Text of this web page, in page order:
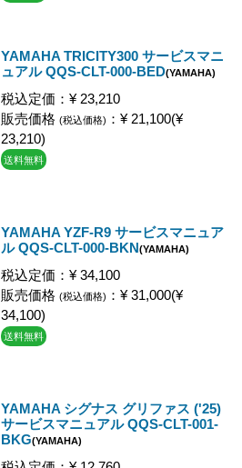
YAMAHA TRICITY300 サービスマニ
ュアル QQS-CLT-000-BED(YAMAHA)
税込定価：¥ 23,210
販売価格 (税込価格) ：¥ 21,100(¥
23,210)
送料無料
YAMAHA YZF-R9 サービスマニュア
ル QQS-CLT-000-BKN (YAMAHA)
税込定価：¥ 34,100
販売価格 (税込価格) ：¥ 31,000(¥
34,100)
送料無料
YAMAHA シグナス グリファス ('25)
サービスマニュアル QQS-CLT-001-
BKG(YAMAHA)